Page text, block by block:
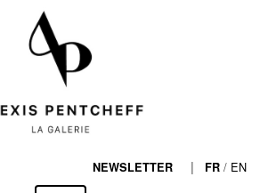
NEWSLETTER | FR / EN